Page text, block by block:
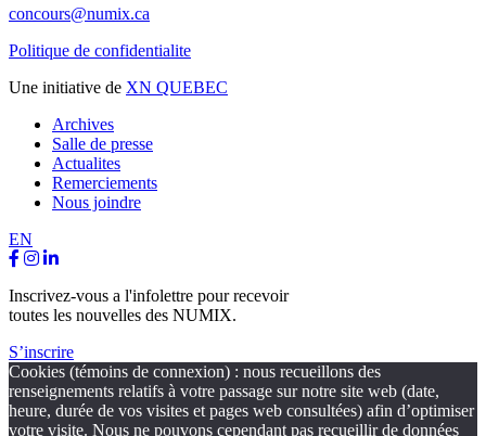
concours@numix.ca
Politique de confidentialite
Une initiative de XN QUEBEC
Archives
Salle de presse
Actualites
Remerciements
Nous joindre
EN
Inscrivez-vous a l'infolettre pour recevoir
toutes les nouvelles des NUMIX.
S’inscrire
Cookies (témoins de connexion) : nous recueillons des
renseignements relatifs à votre passage sur notre site web (date,
heure, durée de vos visites et pages web consultées) afin d’optimiser
votre visite. Nous ne pouvons cependant pas recueillir de données